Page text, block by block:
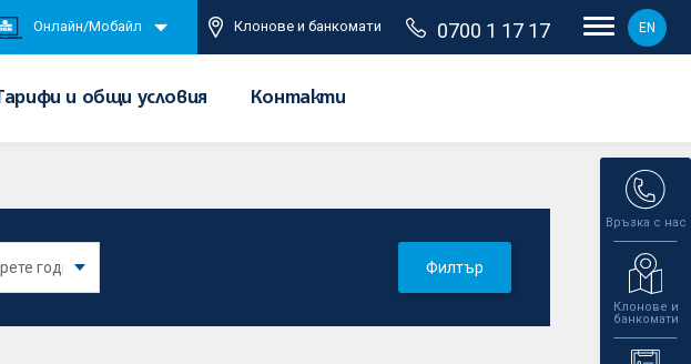
Онлайн/Мобайл Клонове и банкомати 0700 1 17 17 EN
Тарифи и общи условия Контакти
Връзка с нас
Клонове и
банкомати
Филтър